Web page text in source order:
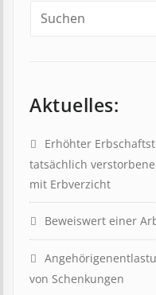
Aktuelles:
Erhöhter
tat­säch­lich
mit Erb­verzicht
Beweis­wert einer
von Schenk­ung­en